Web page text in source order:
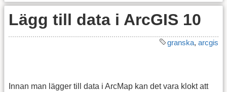
Lägg till data i ArcGIS 10
granska, arcgis
Innan man lägger till data i ArcMap kan det vara klokt att